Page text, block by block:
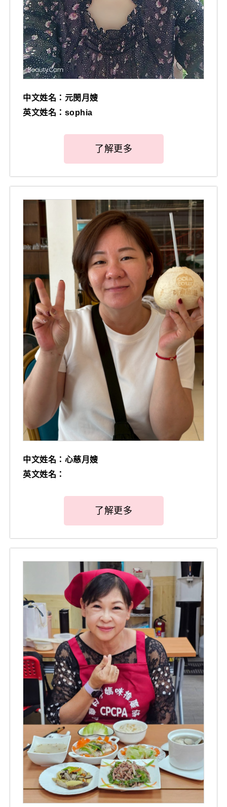
中文姓名：元閔月嫂
英文姓名：sophia
了解更多
中文姓名：心慈月嫂
英文姓名：
了解更多